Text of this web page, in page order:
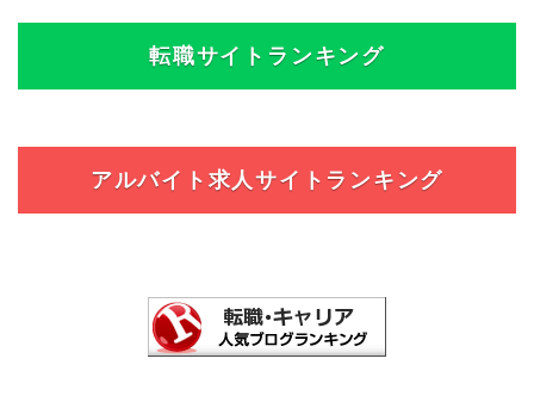
転職サイトランキング
アルバイト求人サイトランキング